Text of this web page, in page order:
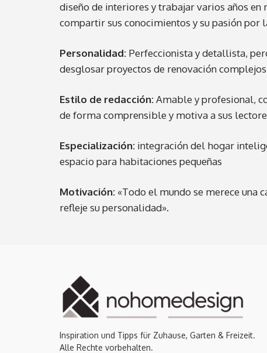
diseño de interiores y trabajar varios años
compartir sus conocimientos y su pasión por
Personalidad: Perfeccionista y detallista,
desglosar proyectos de renovación
Estilo de redacción:Amable y profesional,
de forma comprensible y motiva a sus
Especialización: integración del hogar
espacio para habitaciones pequeñas
Motivación: «Todo el mundo se merece una
refleje su personalidad».
Inspiration und Tipps für Zuhause, Garten & Freizeit.
Alle Rechte vorbehalten.